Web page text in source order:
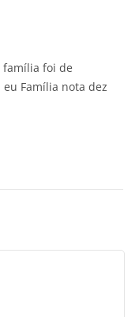
família foi de
Família nota dez